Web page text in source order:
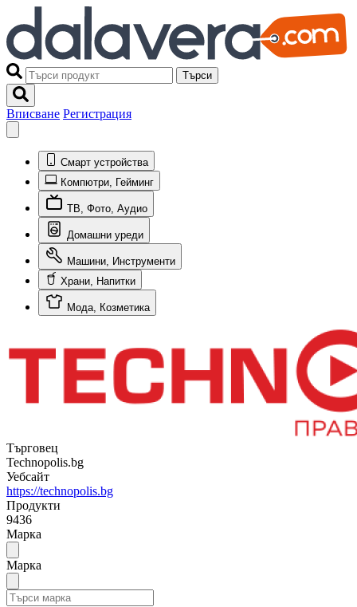
Търси
Вписване Регистрация
Смарт устройства
Компютри, Гейминг
ТВ, Фото, Аудио
Домашни уреди
Машини, Инструменти
Храни, Напитки
Мода, Козметика
Търговец
Technopolis.bg
Уебсайт
https://technopolis.bg
Продукти
9436
Марка
Марка